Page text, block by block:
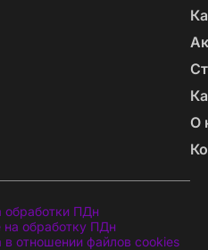
О
обработки ПДн
на обработку ПДн
в отношении файлов cookies